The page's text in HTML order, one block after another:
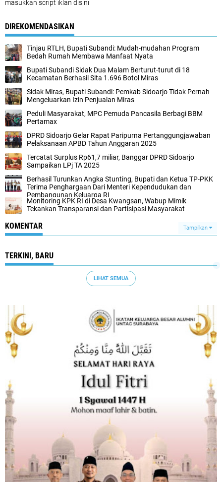
masukkan script iklan disini
DIREKOMENDASIKAN
Tinjau RTLH, Bupati Subandi: Mudah-mudahan Program
Bedah Rumah Membawa Manfaat Nyata
Bupati Subandi Sidak Dua Malam Berturut-turut di 18
Kecamatan Berhasil Sita 1.696 Botol Miras
Sidak Miras, Bupati Subandi: Pemkab Sidoarjo Tidak Pernah
Mengeluarkan Izin Penjualan Miras
Peduli Masyarakat, MPC Pemuda Pancasila Berbagi BBM
Pertamax
DPRD Sidoarjo Gelar Rapat Paripurna Pertanggungjawaban
Pelaksanaan APBD Tahun Anggaran 2025
Tercatat Surplus Rp61,7 miliar, Banggar DPRD Sidoarjo
Sampaikan LPj TA 2025
Berhasil Turunkan Angka Stunting, Bupati dan Ketua TP-PKK
Terima Penghargaan Dari Menteri Kependudukan dan
Pembangunan Keluarga RI
Monitoring KPK RI di Desa Kwangsan, Wabup Mimik
Tekankan Transparansi dan Partisipasi Masyarakat
KOMENTAR Tampilkan
TERKINI, BARU
LIHAT SEMUA